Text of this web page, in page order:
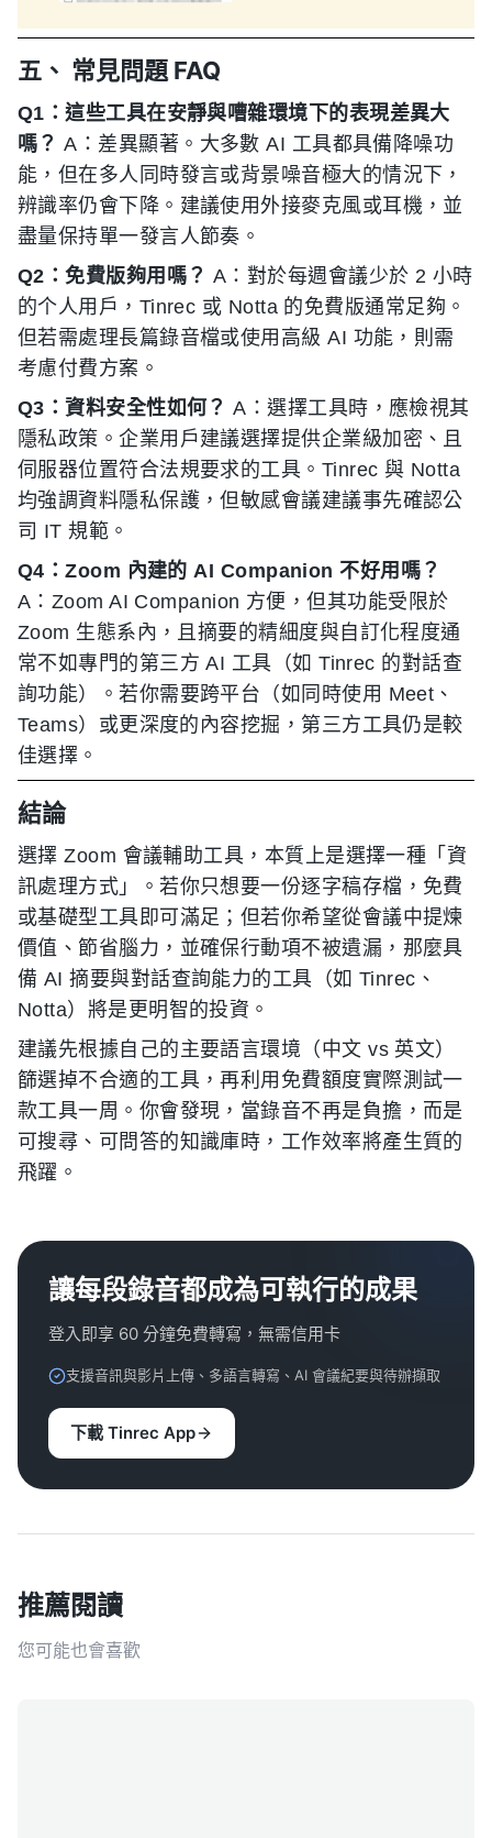
五、 常見問題 FAQ
Q1：這些工具在安靜與嘈雜環境下的表現差異大
嗎？ A：差異顯著。大多數 AI 工具都具備降噪功
能，但在多人同時發言或背景噪音極大的情況下，
辨識率仍會下降。建議使用外接麥克風或耳機，並
盡量保持單一發言人節奏。
Q2：免費版夠用嗎？ A：對於每週會議少於 2 小時
的个人用戶，Tinrec 或 Notta 的免費版通常足夠。
但若需處理長篇錄音檔或使用高級 AI 功能，則需
考慮付費方案。
Q3：資料安全性如何？ A：選擇工具時，應檢視其
隱私政策。企業用戶建議選擇提供企業級加密、且
伺服器位置符合法規要求的工具。Tinrec 與 Notta
均強調資料隱私保護，但敏感會議建議事先確認公
司 IT 規範。
Q4：Zoom 內建的 AI Companion 不好用嗎？
A：Zoom AI Companion 方便，但其功能受限於
Zoom 生態系內，且摘要的精細度與自訂化程度通
常不如專門的第三方 AI 工具（如 Tinrec 的對話查
詢功能）。若你需要跨平台（如同時使用 Meet、
Teams）或更深度的內容挖掘，第三方工具仍是較
佳選擇。
結論
選擇 Zoom 會議輔助工具，本質上是選擇一種「資
訊處理方式」。若你只想要一份逐字稿存檔，免費
或基礎型工具即可滿足；但若你希望從會議中提煉
價值、節省腦力，並確保行動項不被遺漏，那麼具
備 AI 摘要與對話查詢能力的工具（如 Tinrec、
Notta）將是更明智的投資。
建議先根據自己的主要語言環境（中文 vs 英文）
篩選掉不合適的工具，再利用免費額度實際測試一
款工具一周。你會發現，當錄音不再是負擔，而是
可搜尋、可問答的知識庫時，工作效率將產生質的
飛躍。
讓每段錄音都成為可執行的成果
登入即享 60 分鐘免費轉寫，無需信用卡
支援音訊與影片上傳、多語言轉寫、AI 會議紀要與待辦擷取
下載 Tinrec App
推薦閱讀
您可能也會喜歡